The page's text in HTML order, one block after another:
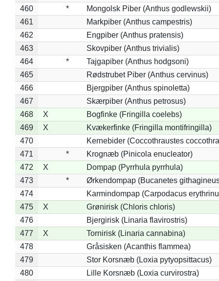
460
*
Mongolsk Piber (Anthus godlewskii)
461
Markpiber (Anthus campestris)
462
Engpiber (Anthus pratensis)
463
Skovpiber (Anthus trivialis)
464
*
Tajgapiber (Anthus hodgsoni)
465
Rødstrubet Piber (Anthus cervinus)
466
Bjergpiber (Anthus spinoletta)
467
Skærpiber (Anthus petrosus)
468
X
Bogfinke (Fringilla coelebs)
469
X
Kvækerfinke (Fringilla montifringilla)
470
Kernebider (Coccothraustes
471
*
Krognæb (Pinicola enucleator)
472
X
Dompap (Pyrrhula pyrrhula)
473
*
Ørkendompap (Bucanetes
474
Karmindompap (Carpodacus
475
X
Grønirisk (Chloris chloris)
476
Bjergirisk (Linaria flavirostris)
477
X
Tornirisk (Linaria cannabina)
478
Gråsisken (Acanthis flammea)
479
Stor Korsnæb (Loxia pytyopsittacus)
480
Lille Korsnæb (Loxia curvirostra)